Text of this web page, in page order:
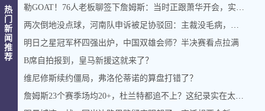
热
门
新
闻
推
荐
勒GOAT！76人老板聊签下詹姆斯：当时正跟萧华开会，实在憋不住，直接打断走人
两次倒地没点球，河南队申诉被足协驳回：主裁没毛病，英博没占便宜
明日之星冠军杯四强出炉，中国双雄会师？半决赛看点拉满
B席自拍报到，皇马新援这就来了？
维尼修斯续约僵局，弗洛伦蒂诺的算盘打错了？
詹姆斯23个赛季场均20+，杜兰特都追不上？这纪录实在太硬了